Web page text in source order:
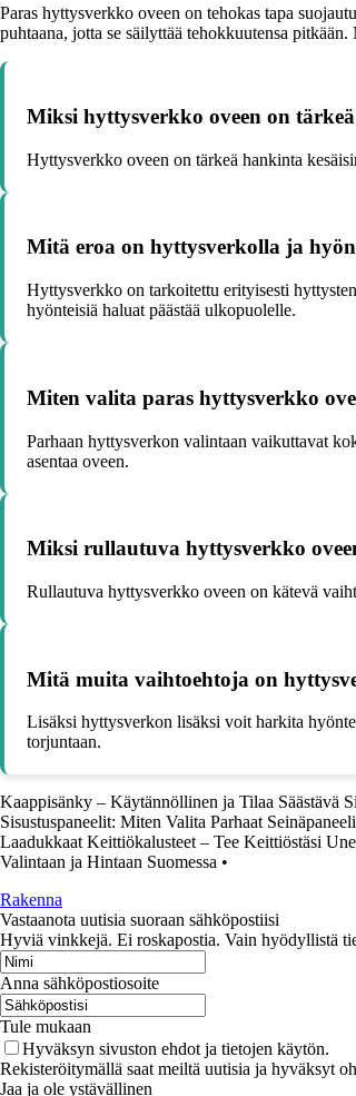
Paras hyttysverkko oveen on tehokas tapa
puhtaana, jotta se säilyttää tehokkuutensa
Miksi hyttysverkko oveen on
Hyttysverkko oveen on tärkeä hankinta
Mitä eroa on hyttysverkolla ja
Hyttysverkko on tarkoitettu erityisesti
hyönteisiä haluat päästää ulkopuolelle.
Miten valita paras hyttysverkko
Parhaan hyttysverkon valintaan vaikuttavat
asentaa oveen.
Miksi rullautuva hyttysverkko
Rullautuva hyttysverkko oveen on kätevä
Mitä muita vaihtoehtoja on
Lisäksi hyttysverkon lisäksi voit harkita
torjuntaan.
Kaappisänky – Käytännöllinen ja Tilaa Säästävä
Sisustuspaneelit: Miten Valita Parhaat
Laadukkaat Keittiökalusteet – Tee Keittiöstäsi
Valintaan ja Hintaan Suomessa •
Rakenna
Vastaanota uutisia suoraan sähköpostiisi
Hyviä vinkkejä. Ei roskapostia. Vain hyödyllistä
Anna sähköpostiosoite
Tule mukaan
Hyväksyn sivuston ehdot ja tietojen käytön.
Rekisteröitymällä saat meiltä uutisia ja hyväksyt
Jaa ja ole ystävällinen